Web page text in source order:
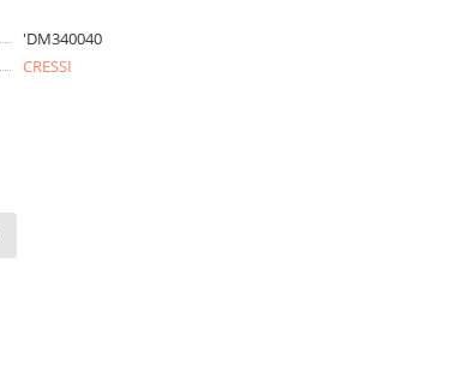
'DM340040
CRESSI